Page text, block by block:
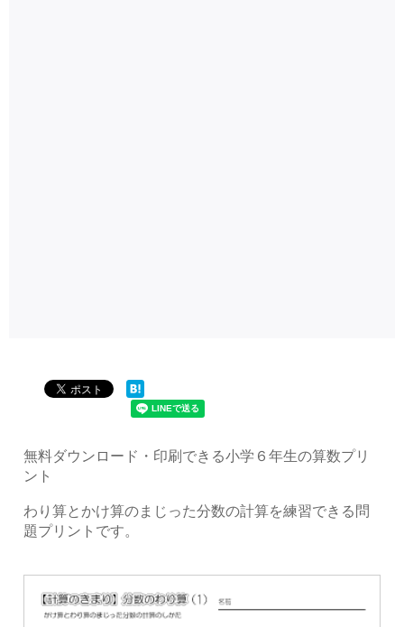
無料ダウンロード・印刷できる小学６年生の算数プリ
ント
わり算とかけ算のまじった分数の計算を練習できる問
題プリントです。